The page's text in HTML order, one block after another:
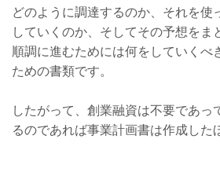
どのように調達するのか、それを使
していくのか、そしてその予想をま
順調に進むためには何をしていくべ
ための書類です。
したがって、創業融資は不要であっ
るのであれば事業計画書は作成した